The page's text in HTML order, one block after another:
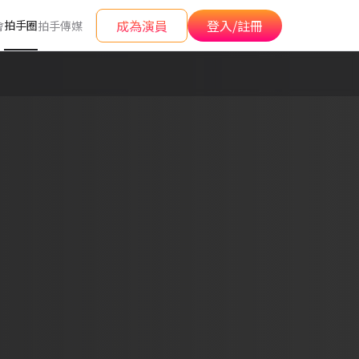
拍手圈拍手傳媒 成為演員 登入/註冊